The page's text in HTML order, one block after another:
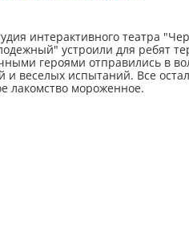
интерактивного театра
устроили для ребят
героями отправились в
и веселых испытаний. Все
лакомство мороженное.